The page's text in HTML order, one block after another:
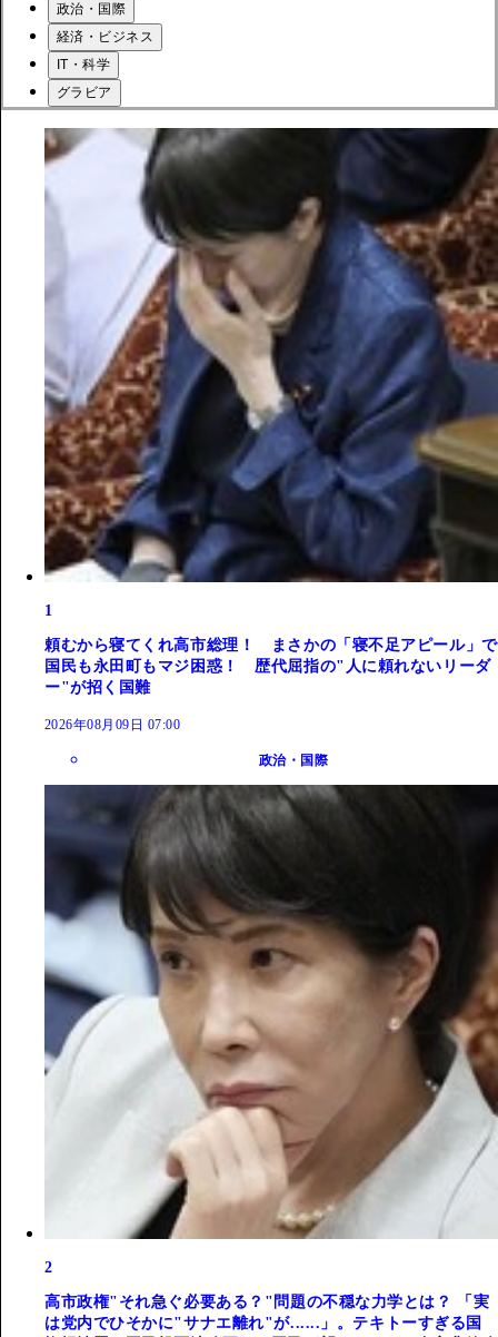
政治・国際
経済・ビジネス
IT・科学
グラビア
1
頼むから寝てくれ高市総理！ まさかの「寝不足アピール」で
国民も永田町もマジ困惑！ 歴代屈指の"人に頼れないリーダ
ー"が招く国難
2026年08月09日 07:00
政治・国際
2
高市政権"それ急ぐ必要ある？"問題の不穏な力学とは？ 「実
は党内でひそかに"サナエ離れ"が......」。テキトーすぎる国